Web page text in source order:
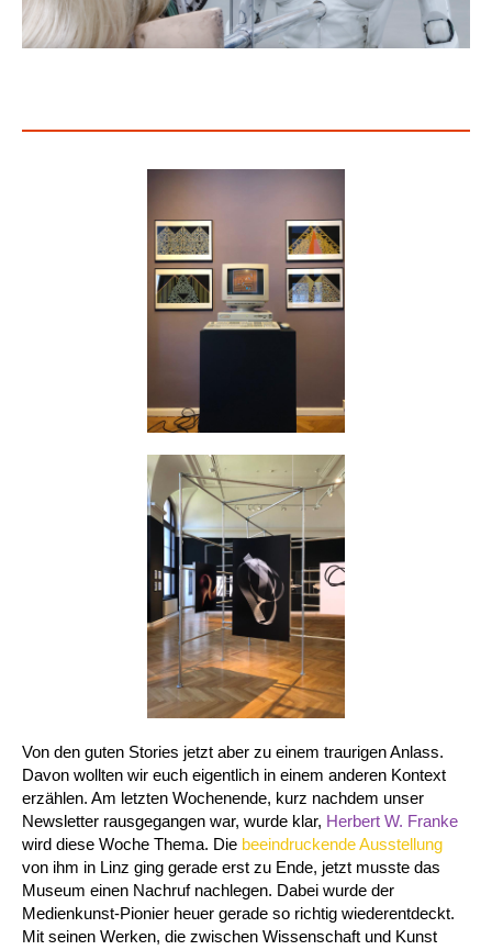
Von den guten Stories jetzt aber zu einem traurigen Anlass.
Davon wollten wir euch eigentlich in einem anderen Kontext
erzählen. Am letzten Wochenende, kurz nachdem unser
Newsletter rausgegangen war, wurde klar, Herbert W. Franke
wird diese Woche Thema. Die beeindruckende Ausstellung
von ihm in Linz ging gerade erst zu Ende, jetzt musste das
Museum einen Nachruf nachlegen. Dabei wurde der
Medienkunst-Pionier heuer gerade so richtig wiederentdeckt.
Mit seinen Werken, die zwischen Wissenschaft und Kunst